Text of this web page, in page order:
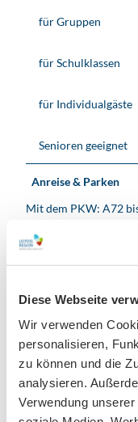
Diese Webseite
Wir verwenden
personalisieren,
zu können und die
analysieren.
Verwendung
für Gruppen
für Schulklassen
für Individualgäste
Senioren geeignet
Anreise & Parken
Mit dem PKW: A72
folgen
Platz
Mit dem ÖPNV: Mit
Buslinie 265 bis
Organisation
Leipzig Tourismus